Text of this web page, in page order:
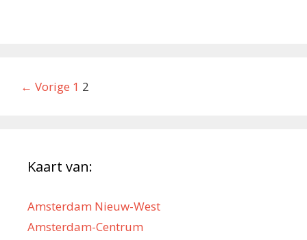
Berichtnavigatie
← Vorige 1 2
Kaart van:
Amsterdam Nieuw-West
Amsterdam-Centrum